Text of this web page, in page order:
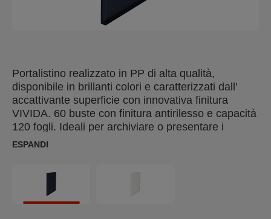
Portalistino realizzato in PP di alta qualità,
disponibile in brillanti colori e caratterizzati dall'
accattivante superficie con innovativa finitura
VIVIDA. 60 buste con finitura antirilesso e capacità
120 fogli. Ideali per archiviare o presentare i
documenti.
ESPANDI